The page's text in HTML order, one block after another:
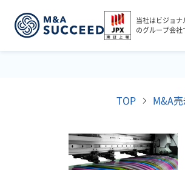
当社はビジョナ
のグループ会社
TOP M&A